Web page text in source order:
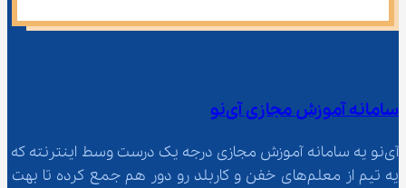
سامانه آموزش مجازی آی‌نو
آی‌نو یه سامانه آموزش مجازی درجه یک درست وسط اینترنته که
یه تیم از معلم‌‌های خفن و کاربلد رو دور هم جمع کرده تا بهت